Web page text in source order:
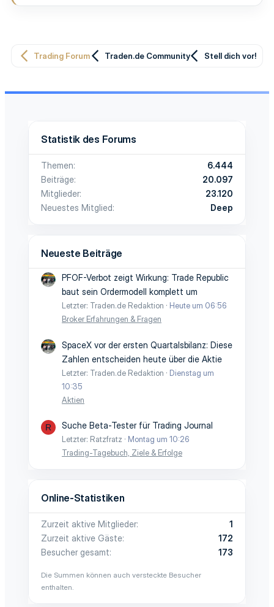
Trading Forum Traden.de Community Stell dich vor!
Statistik des Forums
Themen
6.444
Beiträge
20.097
Mitglieder
23.120
Neuestes Mitglied
Deep
Neueste Beiträge
PFOF-Verbot zeigt Wirkung: Trade Republic
baut sein Ordermodell komplett um
Letzter: Traden.de Redaktion
Heute um 06:56
Broker Erfahrungen & Fragen
SpaceX vor der ersten Quartalsbilanz: Diese
Zahlen entscheiden heute über die Aktie
Letzter: Traden.de Redaktion
Dienstag um
10:35
Aktien
R Suche Beta-Tester für Trading Journal
Letzter: Ratzfratz
Montag um 10:26
Trading-Tagebuch, Ziele & Erfolge
Online-Statistiken
Zurzeit aktive Mitglieder
1
Zurzeit aktive Gäste
172
Besucher gesamt
173
Die Summen können auch versteckte Besucher
enthalten.